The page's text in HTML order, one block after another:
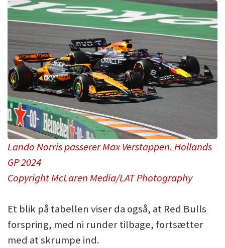
Lando Norris passerer Max Verstappen. Hollands
GP 2024
Copyright McLaren Media/LAT Photography
Et blik på tabellen viser da også, at Red Bulls
forspring, med ni runder tilbage, fortsætter
med at skrumpe ind.